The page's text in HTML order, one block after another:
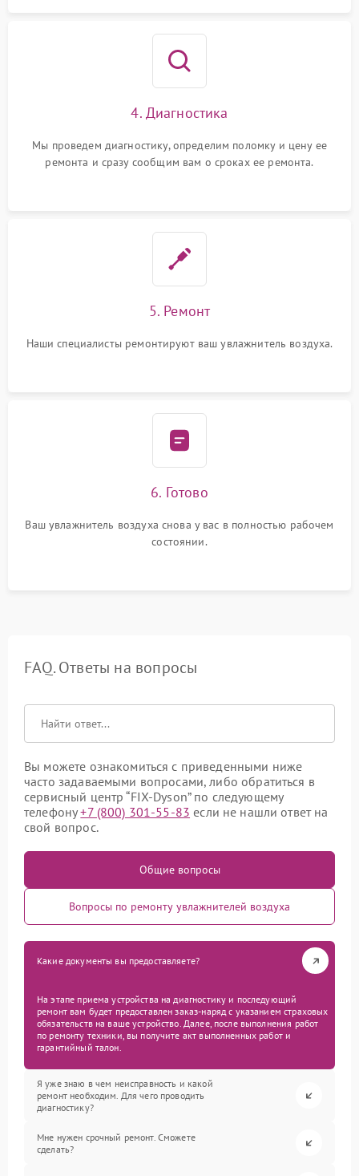
4. Диагностика
Мы проведем диагностику, определим поломку и цену ее
ремонта и сразу сообщим вам о сроках ее ремонта.
5. Ремонт
Наши специалисты ремонтируют ваш увлажнитель воздуха.
6. Готово
Ваш увлажнитель воздуха снова у вас в полностью рабочем
состоянии.
FAQ. Ответы на вопросы
Вы можете ознакомиться с приведенными ниже
часто задаваемыми вопросами, либо обратиться в
сервисный центр “FIX-Dyson” по следующему
телефону+7 (800) 301-55-83 если не нашли ответ на
свой вопрос.
Общие вопросы
Вопросы по ремонту увлажнителей воздуха
Какие документы вы предоставляете?
На этапе приема устройства на диагностику и последующий
ремонт вам будет предоставлен заказ-наряд с указанием страховых
обязательств на ваше устройство. Далее, после выполнения работ
по ремонту техники, вы получите акт выполненных работ и
гарантийный талон.
Я уже знаю в чем неисправность и какой
ремонт необходим. Для чего проводить
диагностику?
Мне нужен срочный ремонт. Сможете
сделать?